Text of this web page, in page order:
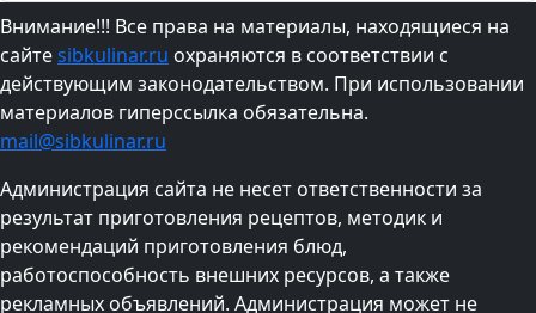
Внимание!!! Все права на материалы, находящиеся на
сайтеsibkulinar.ru охраняются в соответствии с
действующим законодательством. При использовании
материалов гиперссылка обязательна.
mail@sibkulinar.ru
Администрация сайта не несет ответственности за
результат приготовления рецептов, методик и
рекомендаций приготовления блюд,
работоспособность внешних ресурсов, а также
рекламных объявлений. Администрация может не